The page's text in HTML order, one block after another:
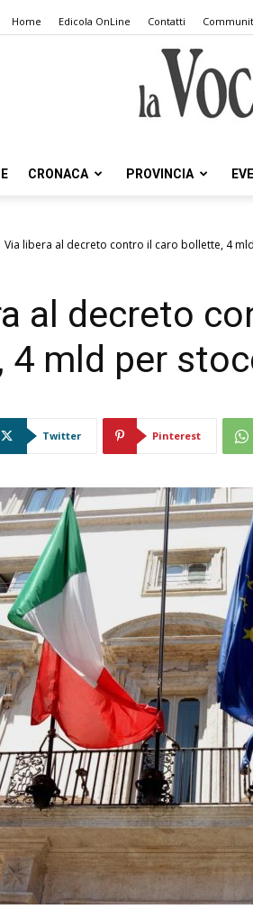
Home Edicola OnLine Contatti
CRONACA PROVINCIA
Via libera al decreto contro il caro bollette, 4
al decreto
4 mld per
Twitter Pinterest